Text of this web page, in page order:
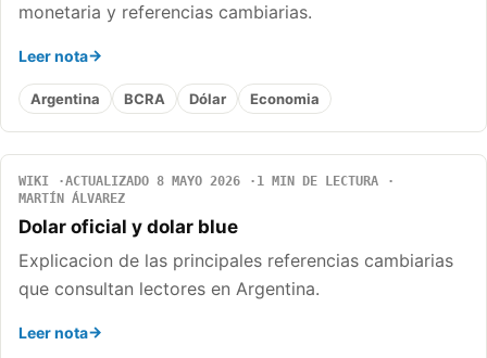
monetaria y referencias cambiarias.
Leer nota
Argentina BCRA Dólar Economia
WIKI ACTUALIZADO 8 MAYO 2026
1 MIN DE LECTURA
MARTÍN ÁLVAREZ
Dolar oficial y dolar blue
Explicacion de las principales referencias cambiarias
que consultan lectores en Argentina.
Leer nota